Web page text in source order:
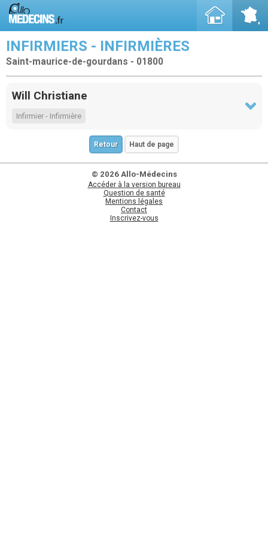
INFIRMIERS - INFIRMIÈRES
Saint-maurice-de-gourdans - 01800
Will Christiane
Infirmier - Infirmière
Retour Haut de page
© 2026 Allo-Médecins
Accéder à la version bureau
Question de santé
Mentions légales
Contact
Inscrivez-vous